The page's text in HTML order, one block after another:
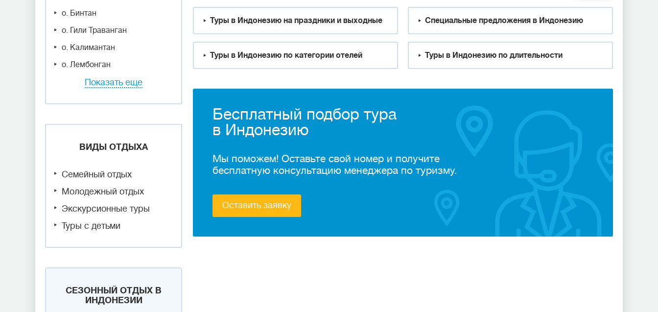
о. Бинтан
о. Гили Траванган
о. Калимантан
о. Лембонган
Показать еще
ВИДЫ ОТДЫХА
Семейный отдых
Молодежный отдых
Экскурсионные туры
Туры с детьми
СЕЗОННЫЙ ОТДЫХ В
ИНДОНЕЗИИ
Туры в Индонезию на праздники и выходные Специальные предложения в Индонезию
Туры в Индонезию по категории отелей Туры в Индонезию по длительности
Бесплатный подбор тура
в Индонезию
Мы поможем! Оставьте свой номер и получите
бесплатную консультацию менеджера по туризму.
Оставить заявку